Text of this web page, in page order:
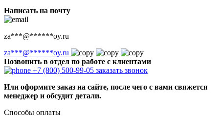
Написать на почту
za***@******oy.ru
za***@******oy.ru
Позвонить в отдел по работе с клиентами
+7 (800) 500-99-05 заказать звонок
Или оформите заказ на сайте, после чего с вами свяжется
менеджер и обсудит детали.
Способы оплаты